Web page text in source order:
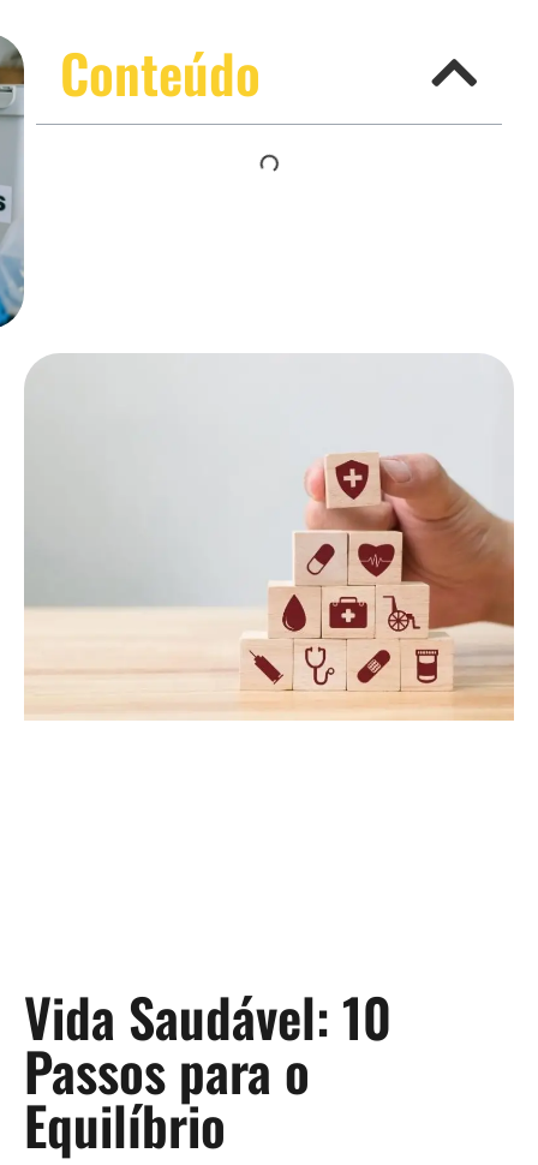
Conteúdo
Vida Saudável: 10
Passos para o
Equilíbrio